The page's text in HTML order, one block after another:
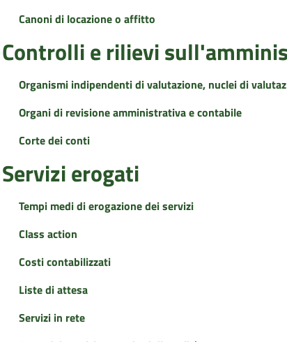
Canoni di locazione o affitto
Controlli e rilievi
Organismi indipendenti di valutazione, nuclei di
Organi di revisione amministrativa e contabile
Corte dei conti
Servizi erogati
Tempi medi di erogazione dei servizi
Class action
Costi contabilizzati
Liste di attesa
Servizi in rete